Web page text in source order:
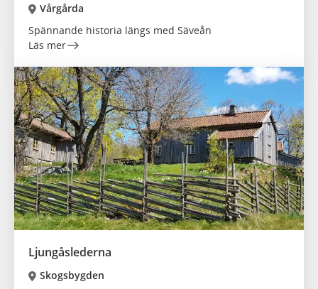
Vårgårda
Spännande historia längs med Säveån
Läs mer
Ljungåslederna
Skogsbygden